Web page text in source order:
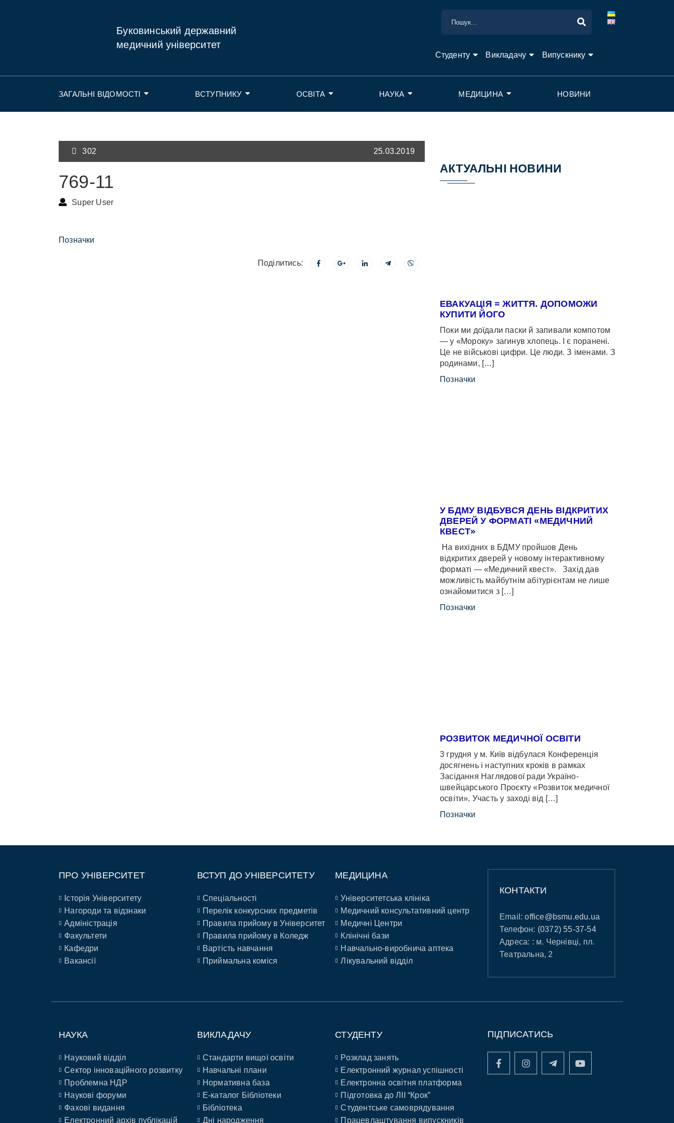
Буковинський державний
медичний університет
Студенту Викладачу Випускнику
ЗАГАЛЬНІ ВІДОМОСТІ ВСТУПНИКУ ОСВІТА НАУКА МЕДИЦИНА НОВИНИ
302 25.03.2019
769-11
Super User
Позначки
Поділитись:
АКТУАЛЬНІ НОВИНИ
ЕВАКУАЦІЯ = ЖИТТЯ. ДОПОМОЖИ
КУПИТИ ЙОГО
Поки ми доїдали паски й запивали компотом
— у «Мороку» загинув хлопець. І є поранені.
Це не військові цифри. Це люди. З іменами. З
родинами, […]
Позначки
У БДМУ ВІДБУВСЯ ДЕНЬ ВІДКРИТИХ
ДВЕРЕЙ У ФОРМАТІ «МЕДИЧНИЙ
КВЕСТ»
На вихідних в БДМУ пройшов День
відкритих дверей у новому інтерактивному
форматі — «Медичний квест». Захід дав
можливість майбутнім абітурієнтам не лише
ознайомитися з […]
Позначки
РОЗВИТОК МЕДИЧНОЇ ОСВІТИ
3 грудня у м. Київ відбулася Конференція
досягнень і наступних кроків в рамках
Засідання Наглядової ради Україно-
швейцарського Проєкту «Розвиток медичної
освіти». Участь у заході від […]
Позначки
ПРО УНІВЕРСИТЕТ
Історія Університету
Нагороди та відзнаки
Адміністрація
Факультети
Кафедри
Вакансії
ВСТУП ДО УНІВЕРСИТЕТУ
Спеціальності
Перелік конкурсних предметів
Правила прийому в Університет
Правила прийому в Коледж
Вартість навчання
Приймальна коміся
МЕДИЦИНА
Університетська клініка
Медичний консультативний центр
Медичні Центри
Клінічні бази
Навчально-виробнича аптека
Лікувальний відділ
КОНТАКТИ
Email:office@bsmu.edu.ua
Телефон: (0372) 55-37-54
Адреса: : м. Чернівці, пл.
Театральна, 2
НАУКА
Науковий відділ
Сектор інноваційного розвитку
Проблемна НДР
Наукові форуми
Фахові видання
Електронний архів публікацій
ВИКЛАДАЧУ
Стандарти вищої освіти
Навчальні плани
Нормативна база
E-каталог Бібліотеки
Бібліотека
Дні народження
СТУДЕНТУ
Розклад занять
Електронний журнал успішності
Електронна освітня платформа
Підготовка до ЛІІ “Крок”
Студентське самоврядування
Працевлаштування випускників
ПІДПИСАТИСЬ